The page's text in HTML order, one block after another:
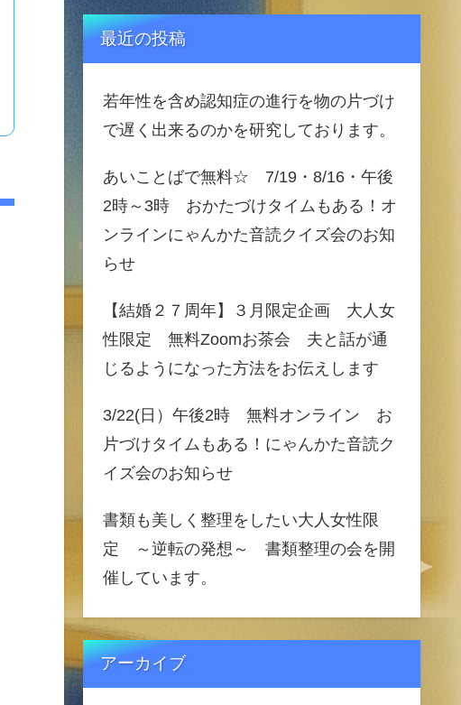
最近の投稿
若年性を含め認知症の進行を物の片づけ
で遅く出来るのかを研究しております。
あいことばで無料☆ 7/19・8/16・午後
2時～3時 おかたづけタイムもある！オ
ンラインにゃんかた音読クイズ会のお知
らせ
【結婚２７周年】３月限定企画 大人女
性限定 無料Zoomお茶会 夫と話が通
じるようになった方法をお伝えします
3/22(日）午後2時 無料オンライン お
片づけタイムもある！にゃんかた音読ク
イズ会のお知らせ
書類も美しく整理をしたい大人女性限
定 ～逆転の発想～ 書類整理の会を開
催しています。
アーカイブ